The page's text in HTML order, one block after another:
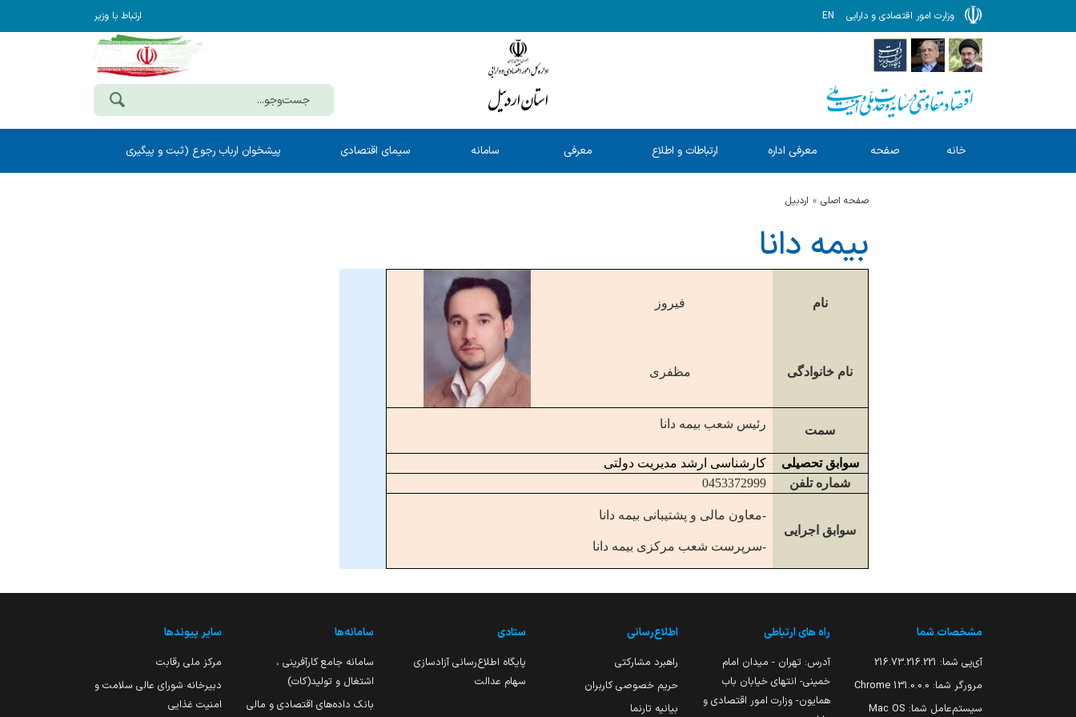
وزارت امور اقتصادی و دارایی EN ارتباط با وزیر
خانه صفحه معرفی اداره
کل
ارتباطات و اطلاع معرفی سامانه سیمای اقتصادی پیشخوان ارباب رجوع (ثبت و پیگیری
صفحه اصلی اردبيل
بیمه دانا
نام فیروز
نام خانوادگی مظفری
سمت رئیس شعب بیمه دانا
سوابق تحصیلی
کارشناسی ارشد مدیریت دولتی
شماره تلفن
0453372999
سوابق اجرایی
-معاون مالی و پشتیبانی بیمه دانا
-سرپرست شعب مرکزی بیمه دانا
مشخصات شما
آی‌پی شما: 216.73.216.221
مرورگر شما: 131.0.0.0 Chrome
سیستم‌عامل شما: Mac OS
راه های ارتباطی
آدرس: تهران - میدان امام
خمینی- انتهای خیابان باب
همایون- وزارت امور اقتصادی و
اطلاع‌رسانی
راهبرد مشارکتی
حریم خصوصی کاربران
بیانیه تارنما
ستادی
پایگاه اطلاع‌رسانی آزادسازی
سهام عدالت
سامانه‌ها
سامانه جامع کارآفرینی ،
اشتغال و تولید(کات)
بانک داده‌های اقتصادی و مالی
سایر پیوندها
مرکز ملی رقابت
دبیرخانه شورای عالی سلامت و
امنیت غذایی